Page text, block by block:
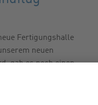
Fertigungshalle
neuen
gab es noch einen